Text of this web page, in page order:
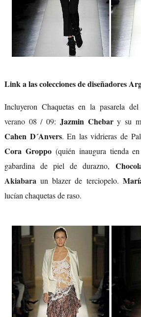
Link a las colecciones de diseñadores
Incluyeron Chaquetas en la pasarela
verano 08 / 09: Jazmin Chebary su
Cahen D´Anvers. En las vidrieras de
Cora Groppo(quién inaugura tienda
gabardina de piel de durazno,
Akiabaraun blazer de terciopelo.
lucían chaquetas de raso.